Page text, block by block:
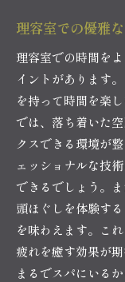
理容室
理容室
理容室
日常の
理容室
理容室
理容室が提
理容室
理容室
理容室
理容室
理容室での優雅
理容室での時間を
イントがあります
を持って時間を楽
では、落ち着いた
クスできる環境が
ェッショナルな技
できるでしょう。
頭ほぐしを体験す
を味わえます。こ
疲れを癒す効果が
まるでスパにいる